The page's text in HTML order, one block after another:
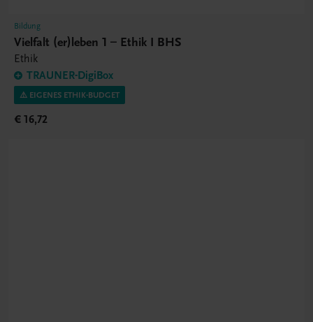
Bildung
Vielfalt (er)leben 1 – Ethik I BHS
Ethik
TRAUNER-DigiBox
⚠️ EIGENES ETHIK-BUDGET
€ 16,72